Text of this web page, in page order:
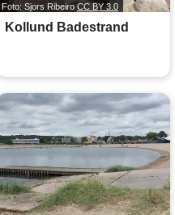
Foto: Sjors Ribeiro CC BY 3.0
Kollund Badestrand